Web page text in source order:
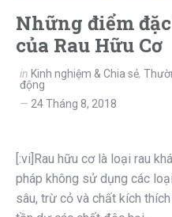
Những điểm
của Rau Hữu Cơ
in Kinh nghiệm & Chia sẻ,
động
24 Tháng 8, 2018
[:vi]Rau hữu cơ là loại rau
pháp không sử dụng các
sâu, trừ cỏ và chất kích